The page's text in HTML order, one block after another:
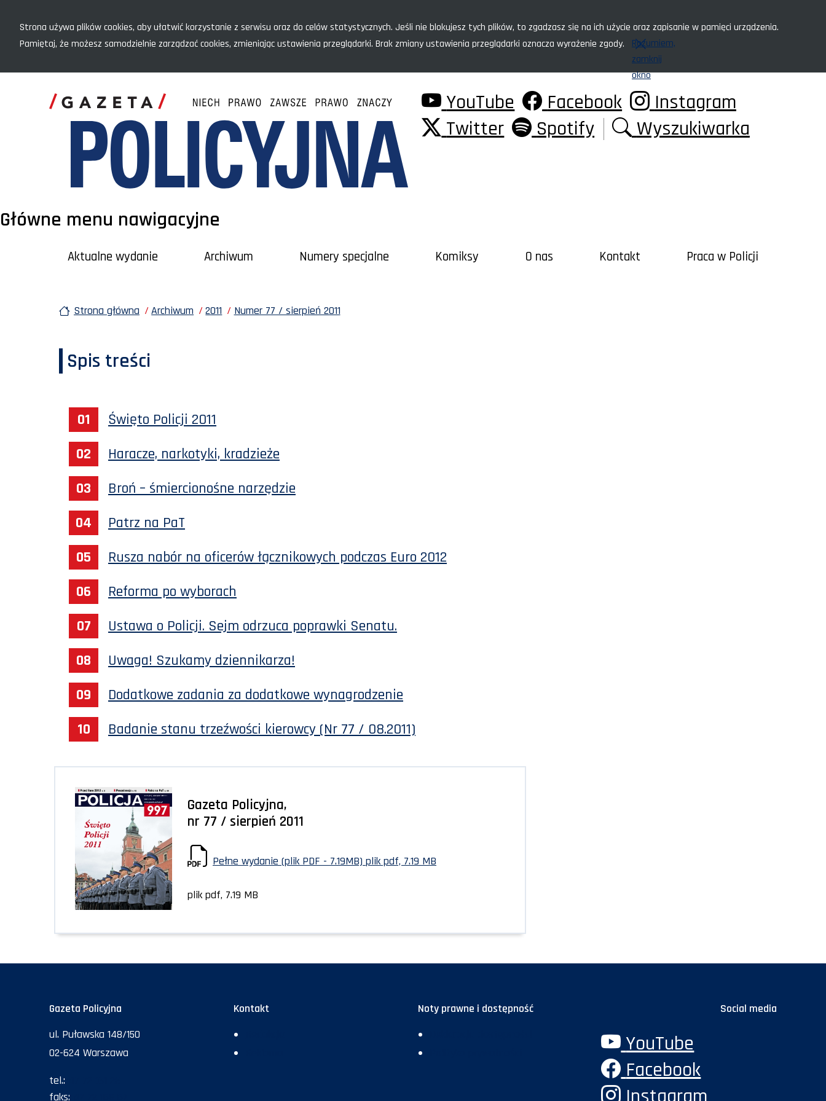
Strona używa plików cookies, aby ułatwić korzystanie z serwisu oraz do celów statystycznych. Jeśli nie blokujesz tych plików, to zgadzasz się na ich użycie oraz zapisanie w pamięci urządzenia.
Pamiętaj, że możesz samodzielnie zarządzać cookies, zmieniając ustawienia przeglądarki. Brak zmiany ustawienia przeglądarki oznacza wyrażenie zgody.
Rozumiem,
zamknij
okno
YouTube Facebook
Instagram
Twitter
Spotify Wyszukiwarka
Główne menu nawigacyjne
Aktualne wydanie Archiwum Numery specjalne Komiksy O nas Kontakt Praca w Policji
Strona główna Archiwum 2011 Numer 77 / sierpień 2011
Spis treści
Święto Policji 2011
Haracze, narkotyki, kradzieże
Broń – śmiercionośne narzędzie
Patrz na PaT
Rusza nabór na oficerów łącznikowych podczas Euro 2012
Reforma po wyborach
Ustawa o Policji. Sejm odrzuca poprawki Senatu.
Uwaga! Szukamy dziennikarza!
Dodatkowe zadania za dodatkowe wynagrodzenie
Badanie stanu trzeźwości kierowcy (Nr 77 / 08.2011)
Gazeta Policyjna,
nr 77 / sierpień 2011
Pełne wydanie (plik PDF - 7.19MB) plik pdf, 7.19 MB
plik pdf, 7.19 MB
Gazeta Policyjna
ul. Puławska 148/150
02-624 Warszawa
tel.:
faks:
Kontakt Noty prawne i dostępność Social media
YouTube
Facebook